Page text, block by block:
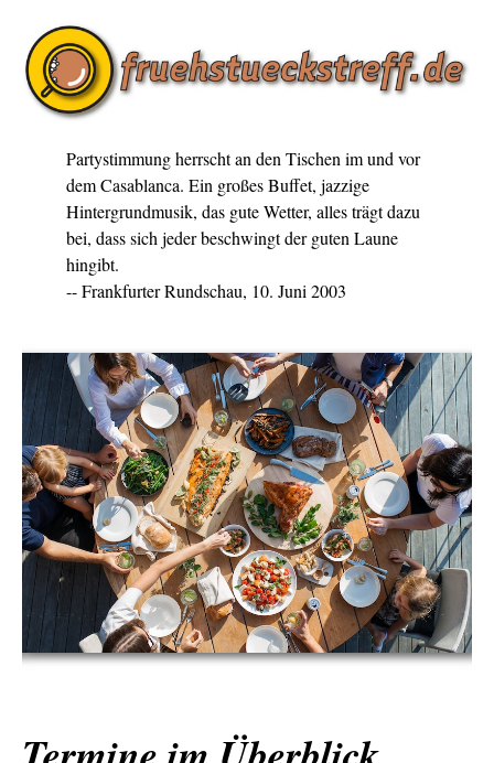
Partystimmung herrscht an den Tischen im und vor
dem Casablanca. Ein großes Buffet, jazzige
Hintergrundmusik, das gute Wetter, alles trägt dazu
bei, dass sich jeder beschwingt der guten Laune
hingibt.
-- Frankfurter Rundschau, 10. Juni 2003